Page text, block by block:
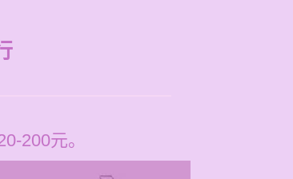
200元。